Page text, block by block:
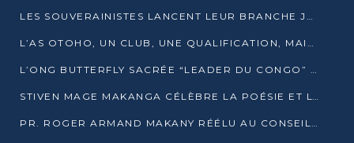
LES SOUVERAINISTES LANCENT LEUR BRANCHE JEUNE À BRAZZAVILLE
L’AS OTOHO, UN CLUB, UNE QUALIFICATION, MAIS ENCORE DES DOUTES
L’ONG BUTTERFLY SACRÉE “LEADER DU CONGO” AU PRIX D’EXCELLENCE 2025
STIVEN MAGE MAKANGA CÉLÈBRE LA POÉSIE ET L’HUMAIN AVEC SON RECUEIL “HECTARE”
PR. ROGER ARMAND MAKANY RÉÉLU AU CONSEIL DE L’AUF